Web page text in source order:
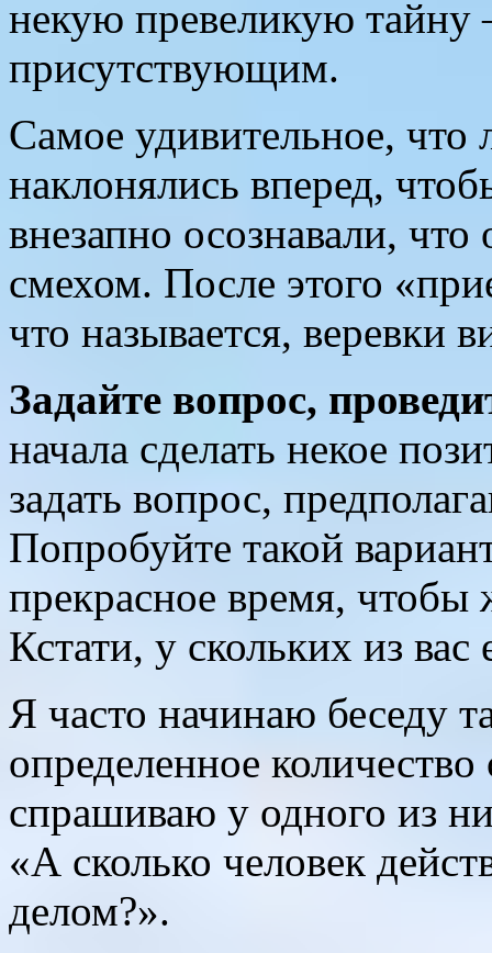
некую превеликую
присутствующим.
Самое удивительное, что
наклонялись вперед,
внезапно осознавали,
смехом. После этого
что называется, веревки
Задайте вопрос,
начала сделать некое
задать вопрос,
Попробуйте такой
прекрасное время, чтобы
Кстати, у скольких из вас
Я часто начинаю беседу
определенное
спрашиваю у одного из
«А сколько человек
делом?».